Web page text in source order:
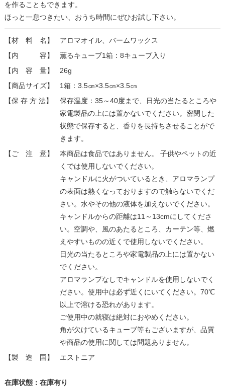
を作ることもできます。
ほっと一息つきたい、おうち時間にぜひお試し下さい。
【材 料 名】
アロマオイル、バームワックス
【内 容】
薫るキューブ1箱：8キューブ入り
【内 容 量】
26g
【商品サイズ】
1箱：3.5㎝×3.5㎝×3.5㎝
【保 存 方 法】
保存温度：35～40度まで、日光の当たるところや
家電製品の上には置かないでください。密閉した
状態で保存すると、香りを長持ちさせることがで
きます。
【ご 注 意】
本商品は食品ではありません。 子供やペットの近
くでは使用しないでください。
キャンドルに火がついているとき、アロマランプ
の表面は熱くなっておりますので触らないでくだ
さい。水やその他の液体を加えないでください。
キャンドルからの距離は11～13cmにしてくださ
い。空調や、風のあたるところ、カーテン等、燃
えやすいものの近くで使用しないでください。
日光の当たるところや家電製品の上には置かない
でください。
アロマランプなしでキャンドルを使用しないでく
ださい。使用中は必ず近くにいてください。70℃
以上で溶ける恐れがあります。
ご使用中の就寝は絶対におやめください。
角が欠けているキューブ等もございますが、品質
や商品の使用に関しては問題ありません。
【製 造 国】
エストニア
在庫状態：在庫有り